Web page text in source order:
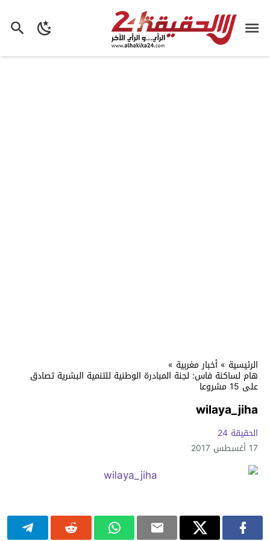
الرئيسية » أخبار مغربية »
هام لساكنة فاس: لجنة المبادرة الوطنية للتنمية البشرية تصادق
على 15 مشروعا
wilaya_jiha
الحقيقة 24
17 أغسطس 2017